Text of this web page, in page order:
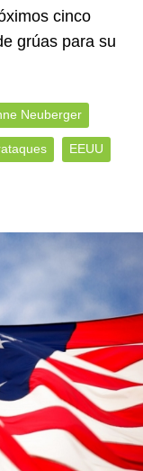
cinco
grúas para su
Neuberger
EEUU